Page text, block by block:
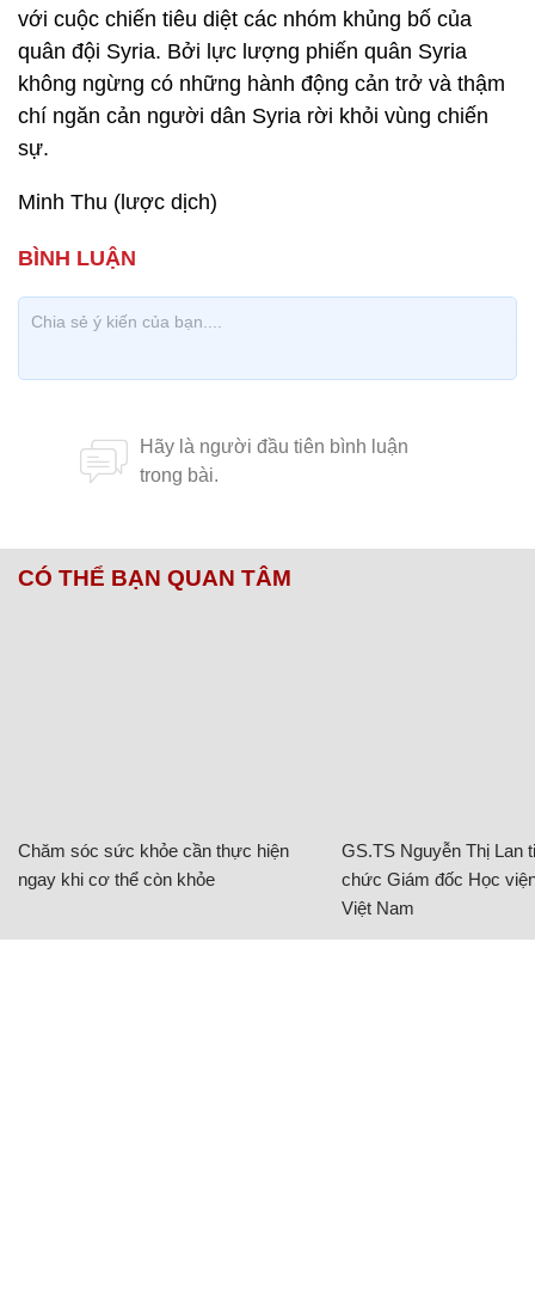
với cuộc chiến tiêu diệt các nhóm khủng bố của
quân đội Syria. Bởi lực lượng phiến quân Syria
không ngừng có những hành động cản trở và thậm
chí ngăn cản người dân Syria rời khỏi vùng chiến
sự.
Minh Thu (lược dịch)
CÓ THỂ BẠN QUAN TÂM
Chăm sóc sức khỏe cần thực hiện
ngay khi cơ thể còn khỏe
GS.TS Nguyễn Thị Lan
chức Giám đốc Học
Việt Nam